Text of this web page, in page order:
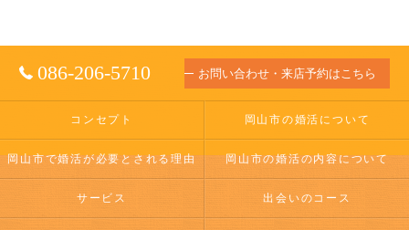
086-206-5710 お問い合わせ・来店予約はこちら
コンセプト 岡山市の婚活について
岡山市で婚活が必要とされる理由 岡山市の婚活の内容について
サービス 出会いのコース